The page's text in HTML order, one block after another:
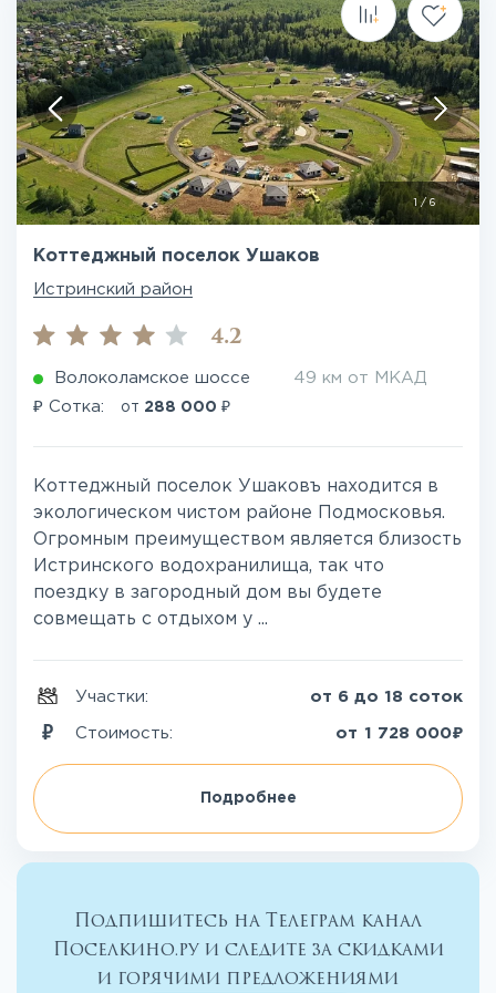
/ 6
Коттеджный поселок Ушаков
Истринский район
4.2
Волоколамское шоссе 49 км от МКАД
₽ Сотка: от 288 000 ₽
Коттеджный поселок Ушаковъ находится в
экологическом чистом районе Подмосковья.
Огромным преимуществом является близость
Истринского водохранилища, так что
поездку в загородный дом вы будете
совмещать с отдыхом у ...
Участки: от 6 до 18 соток
Стоимость: от 1 728 000₽
Подробнее
Подпишитесь на Телеграм канал
Поселкино.ру и следите за скидками
и горячими предложениями